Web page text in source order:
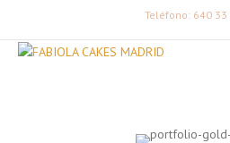
Teléfono: 640 33